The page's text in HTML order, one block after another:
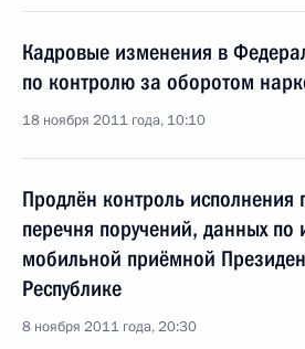
Кадровые изменения в
по контролю за оборотом
18 ноября 2011 года, 10:10
Продлён контроль исполнения
перечня поручений, данных по
мобильной приёмной
Республике
8 ноября 2011 года, 20:30